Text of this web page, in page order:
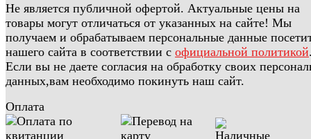
Не является публичной офертой. Актуальные цены на
товары могут отличаться от указанных на сайте! Мы
получаем и обрабатываем персональные данные
нашего сайта в соответствии с официальной политикой
Если вы не даете согласия на обработку своих
данных,вам необходимо покинуть наш сайт.
Оплата